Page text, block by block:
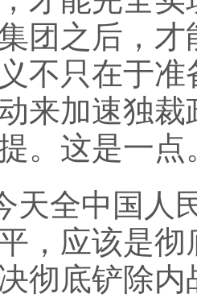
团之后，
不只在于
来加速独
。这是一点
全中国人民
，应该是
彻底铲除